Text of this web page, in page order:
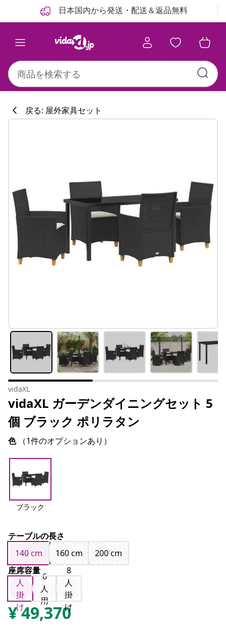
日本国内から発送・配送＆返品無料
戻る: 屋外家具セット
vidaXL
vidaXL ガーデンダイニングセット 5
個 ブラック ポリラタン
色 （1件のオプションあり）
ブラック
テーブルの長さ
140 cm
160 cm
200 cm
座席容量
4
人
掛
け
6
人
用
8
人
掛
け
¥49,370